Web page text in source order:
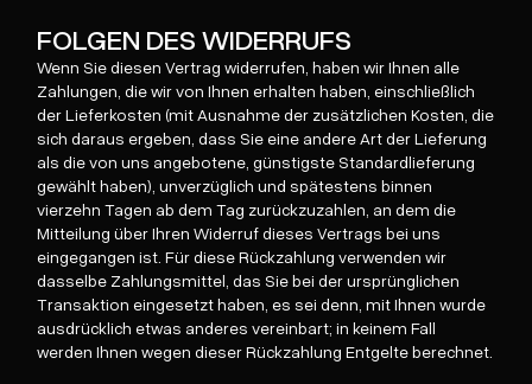
FOLGEN DES WIDERRUFS
Wenn Sie diesen Vertrag widerrufen, haben wir Ihnen alle
Zahlungen, die wir von Ihnen erhalten haben, einschließlich
der Lieferkosten (mit Ausnahme der zusätzlichen Kosten, die
sich daraus ergeben, dass Sie eine andere Art der Lieferung
als die von uns angebotene, günstigste Standardlieferung
gewählt haben), unverzüglich und spätestens binnen
vierzehn Tagen ab dem Tag zurückzuzahlen, an dem die
Mitteilung über Ihren Widerruf dieses Vertrags bei uns
eingegangen ist. Für diese Rückzahlung verwenden wir
dasselbe Zahlungsmittel, das Sie bei der ursprünglichen
Transaktion eingesetzt haben, es sei denn, mit Ihnen wurde
ausdrücklich etwas anderes vereinbart; in keinem Fall
werden Ihnen wegen dieser Rückzahlung Entgelte berechnet.